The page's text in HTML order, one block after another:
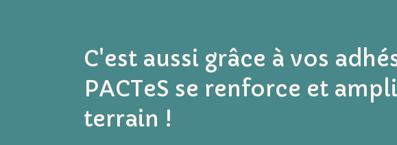
C'est aussi grâce à vos
PACTeS se renforce et
terrain !